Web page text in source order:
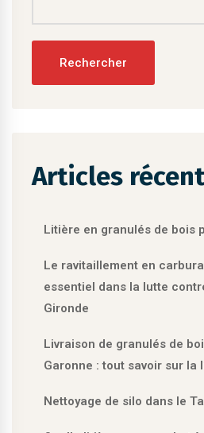
Rechercher
Articles
Litière en granulés de bois
Le ravitaillement en
essentiel dans la lutte
Gironde
Livraison de granulés de
Garonne : tout savoir sur la
Nettoyage de silo dans le